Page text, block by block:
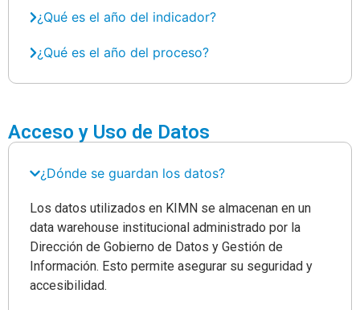
¿Qué es el año del indicador?
¿Qué es el año del proceso?
Acceso y Uso de Datos
¿Dónde se guardan los datos?
Los datos utilizados en KIMN se almacenan en un
data warehouse institucional administrado por la
Dirección de Gobierno de Datos y Gestión de
Información. Esto permite asegurar su seguridad y
accesibilidad.